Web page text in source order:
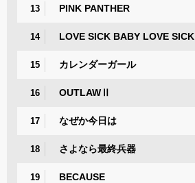
13 PINK PANTHER
14 LOVE SICK BABY LOVE SICK
15 カレンダーガール
16 OUTLAWⅡ
17 なぜか今日は
18 さよなら最終兵器
19 BECAUSE